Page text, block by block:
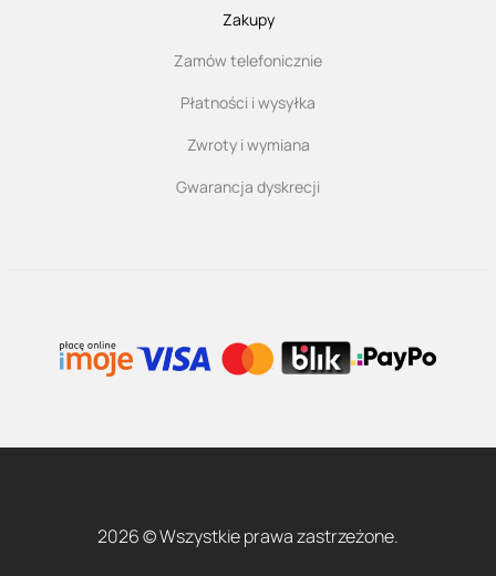
Zakupy
Zamów telefonicznie
Płatności i wysyłka
Zwroty i wymiana
Gwarancja dyskrecji
2026 © Wszystkie prawa zastrzeżone.